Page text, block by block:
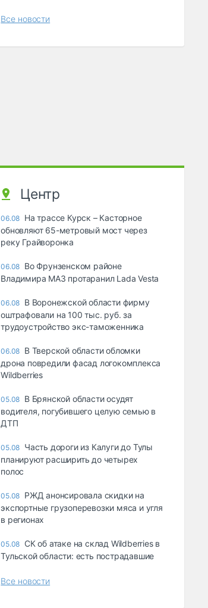
Все новости
Центр
06.08 На трассе Курск – Касторное
обновляют 65-метровый мост через
реку Грайворонка
06.08 Во Фрунзенском районе
Владимира МАЗ протаранил Lada Vesta
06.08 В Воронежской области фирму
оштрафовали на 100 тыс. руб. за
трудоустройство экс-таможенника
06.08 В Тверской области обломки
дрона повредили фасад логокомплекса
Wildberries
05.08 В Брянской области осудят
водителя, погубившего целую семью в
ДТП
05.08 Часть дороги из Калуги до Тулы
планируют расширить до четырех
полос
05.08 РЖД анонсировала скидки на
экспортные грузоперевозки мяса и угля
в регионах
05.08 СК об атаке на склад Wildberries в
Тульской области: есть пострадавшие
Все новости